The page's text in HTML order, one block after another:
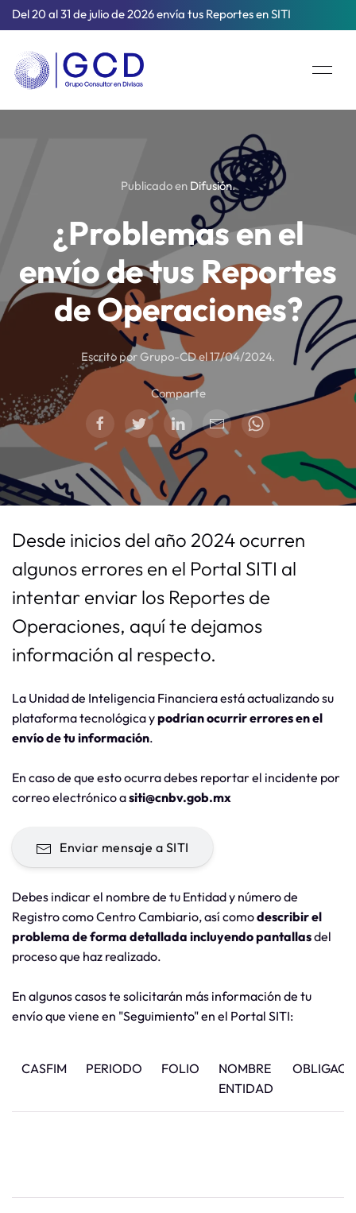
Del 20 al 31 de julio de 2026 envía tus Reportes en SITI
Publicado en Difusión.
¿Problemas en el
envío de tus Reportes
de Operaciones?
Escrito por Grupo-CD el17/04/2024.
Comparte
Desde inicios del año 2024 ocurren
algunos errores en el Portal SITI al
intentar enviar los Reportes de
Operaciones, aquí te dejamos
información al respecto.
La Unidad de Inteligencia Financiera está actualizando su
plataforma tecnológica ypodrían ocurrir errores en el
envío de tu información.
En caso de que esto ocurra debes reportar el incidente por
correo electrónico asiti@cnbv.gob.mx
Enviar mensaje a SITI
Debes indicar el nombre de tu Entidad y número de
Registro como Centro Cambiario, así comodescribir el
problema de forma detallada incluyendo pantallasdel
proceso que haz realizado.
En algunos casos te solicitarán más información de tu
envío que viene en "Seguimiento" en el Portal SITI:
CASFIM PERIODO FOLIO
NOMBRE
ENTIDAD